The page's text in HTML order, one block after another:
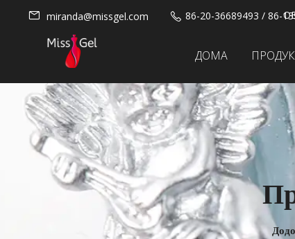
miranda@missgel.com 86-20-36689493 / 86-
ДОМА